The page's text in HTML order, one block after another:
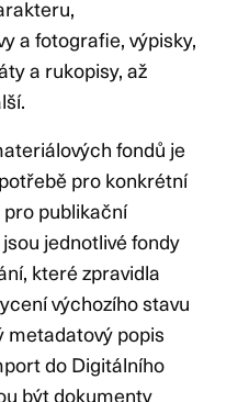
a fotografie, výpisky,
a rukopisy, až
fondů je
pro konkrétní
publikační
jednotlivé fondy
které zpravidla
výchozího stavu
metadatový popis
do Digitálního
být dokumenty